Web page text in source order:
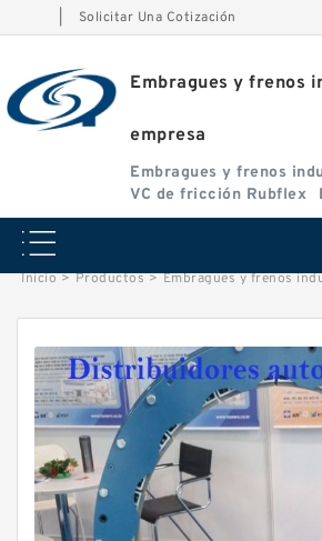
Solicitar Una Cotización
Embragues y frenos
empresa
Embragues y frenos
VC de fricción Rubflex
VC
Inicio > Productos > Embragues y frenos